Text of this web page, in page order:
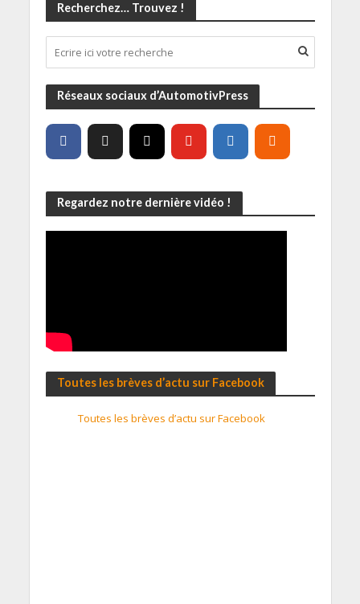
Recherchez… Trouvez !
Réseaux sociaux d’AutomotivPress
Regardez notre dernière vidéo !
Toutes les brèves d’actu sur Facebook
Toutes les brèves d’actu sur Facebook